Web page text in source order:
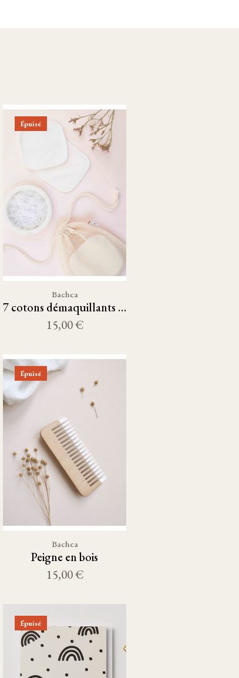
Épuisé
Bachca
7 cotons démaquillants réutilisables + filet de lavage
15,00 €
Épuisé
Bachca
Peigne en bois
15,00 €
Épuisé